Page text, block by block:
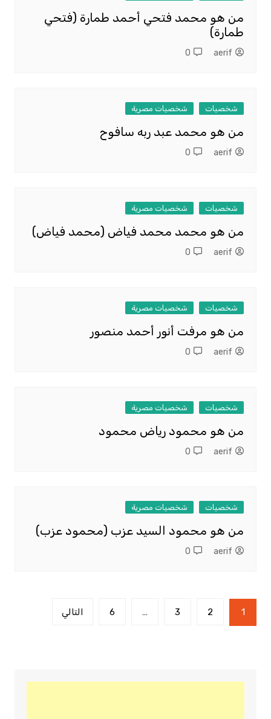
من هو محمد فتحي أحمد طمارة (فتحي
طمارة)
aerif
0
شخصيات شخصيات مصرية
من هو محمد عبد ربه سافوح
aerif
0
شخصيات شخصيات مصرية
من هو محمد محمد فياض (محمد فياض)
aerif
0
شخصيات شخصيات مصرية
من هو مرفت أنور أحمد منصور
aerif
0
شخصيات شخصيات مصرية
من هو محمود رياض محمود
aerif
0
شخصيات شخصيات مصرية
من هو محمود السيد عزب (محمود عزب)
aerif
0
تعدد
صفحات
1
2
3
…
6 التالي